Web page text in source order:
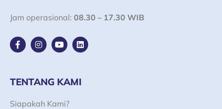
Jam operasional: 08.30 – 17.30 WIB
F
a
o
o
-
I
n
g
r
m
Y
o
b
e
L
i
d
i
TENTANG KAMI
Siapakah Kami?